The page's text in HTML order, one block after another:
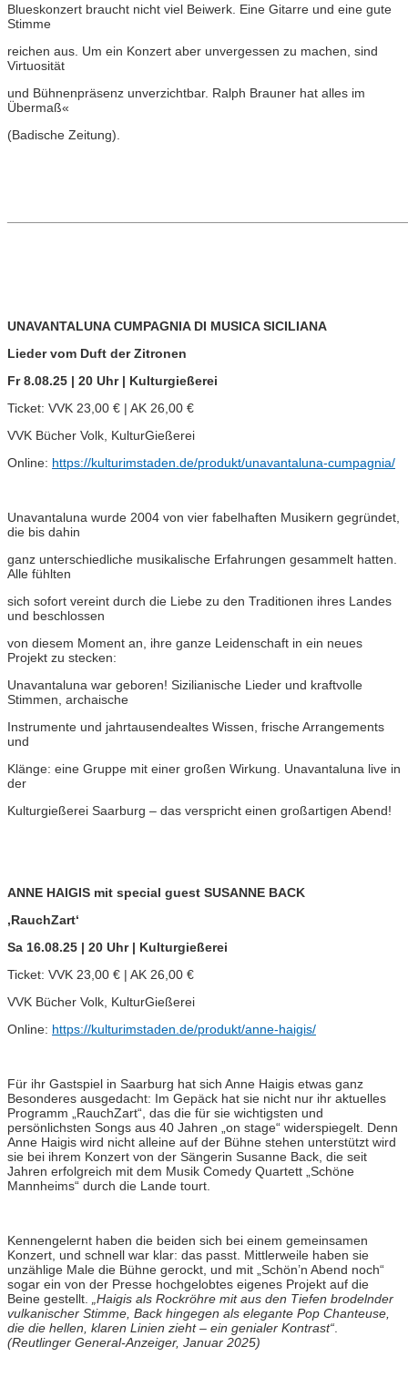
Blueskonzert braucht nicht viel Beiwerk. Eine Gitarre und eine gute
Stimme
reichen aus. Um ein Konzert aber unvergessen zu machen, sind
Virtuosität
und Bühnenpräsenz unverzichtbar. Ralph Brauner hat alles im
Übermaß«
(Badische Zeitung).
UNAVANTALUNA CUMPAGNIA DI MUSICA SICILIANA
Lieder vom Duft der Zitronen
Fr 8.08.25 | 20 Uhr | Kulturgießerei
Ticket: VVK 23,00 € | AK 26,00 €
VVK Bücher Volk, KulturGießerei
Online: https://kulturimstaden.de/produkt/unavantaluna-cumpagnia/
Unavantaluna wurde 2004 von vier fabelhaften Musikern gegründet,
die bis dahin
ganz unterschiedliche musikalische Erfahrungen gesammelt hatten.
Alle fühlten
sich sofort vereint durch die Liebe zu den Traditionen ihres Landes
und beschlossen
von diesem Moment an, ihre ganze Leidenschaft in ein neues
Projekt zu stecken:
Unavantaluna war geboren! Sizilianische Lieder und kraftvolle
Stimmen, archaische
Instrumente und jahrtausendealtes Wissen, frische Arrangements
und
Klänge: eine Gruppe mit einer großen Wirkung. Unavantaluna live in
der
Kulturgießerei Saarburg – das verspricht einen großartigen Abend!
ANNE HAIGIS mit special guest SUSANNE BACK
‚RauchZart‘
Sa 16.08.25 | 20 Uhr | Kulturgießerei
Ticket: VVK 23,00 € | AK 26,00 €
VVK Bücher Volk, KulturGießerei
Online: https://kulturimstaden.de/produkt/anne-haigis/
Für ihr Gastspiel in Saarburg hat sich Anne Haigis etwas ganz
Besonderes ausgedacht: Im Gepäck hat sie nicht nur ihr aktuelles
Programm „RauchZart“, das die für sie wichtigsten und
persönlichsten Songs aus 40 Jahren „on stage“ widerspiegelt. Denn
Anne Haigis wird nicht alleine auf der Bühne stehen unterstützt wird
sie bei ihrem Konzert von der Sängerin Susanne Back, die seit
Jahren erfolgreich mit dem Musik Comedy Quartett „Schöne
Mannheims“ durch die Lande tourt.
Kennengelernt haben die beiden sich bei einem gemeinsamen
Konzert, und schnell war klar: das passt. Mittlerweile haben sie
unzählige Male die Bühne gerockt, und mit „Schön’n Abend noch“
sogar ein von der Presse hochgelobtes eigenes Projekt auf die
Beine gestellt.
„Haigis als Rockröhre mit aus den Tiefen brodelnder
vulkanischer Stimme, Back hingegen als elegante Pop Chanteuse,
die die hellen, klaren Linien zieht – ein genialer Kontrast“
(Reutlinger General-Anzeiger, Januar 2025)